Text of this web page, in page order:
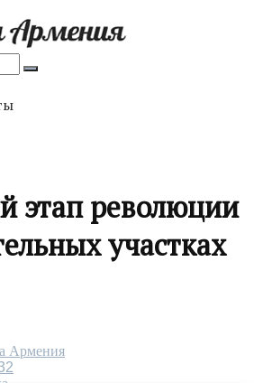
этап революции
участках
Армения